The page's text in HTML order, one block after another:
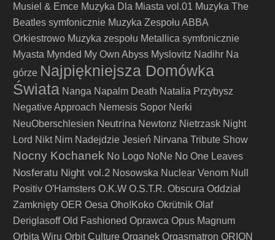
Musiel & Emce Muzyka Dla Miasta vol.01 Muzyka The
Beatles symfonicznie Muzyka Zespołu ABBA
Orkiestrowo Muzyka zespołu Metallica symfonicznie
Myasta Mynded My Own Abyss Myslovitz Nadihr Na
górze Najpiękniejsza Domówka
Świata Nanga Napalm Death Natalia Przybysz
Negative Approach Nemesis Sopor Nerki
NeuOberschlesien Neutrina Newtonz Nietrzask Night
Lord Nikt Nim Nadejdzie Jesień Nirvana Tribute Show
Nocny Kochanek No Logo NoNe No One Leaves
Nosferatu Night vol.2 Nosowska Nuclear Venom Null
Positiv O'Hamsters O.K.W O.S.T.R. Obscura Oddział
Zamknięty OER Oesa Oho!Koko Okrütnik Olaf
Deriglasoff Old Fashioned Oprawca Opus Magnum
Orbita Wiru Orbit Culture Organek Orgasmatron ORION